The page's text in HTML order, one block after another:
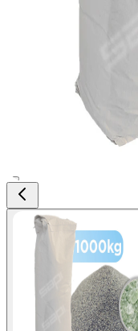
View larger image